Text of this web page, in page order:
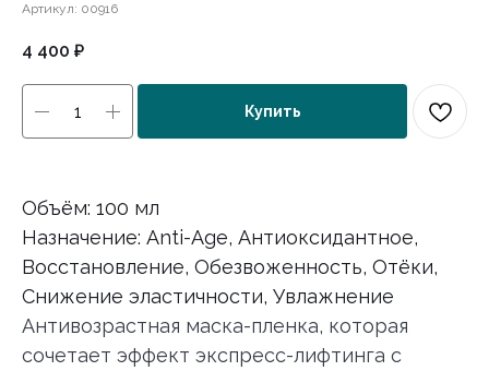
Артикул: 00916
4 400 ₽
Купить
Антивозрастная маска-пленка, которая
сочетает эффект экспресс-лифтинга с
Объём: 100 мл
Назначение: Anti-Age, Антиоксидантное,
Восстановление, Обезвоженность, Отёки,
Снижение эластичности, Увлажнение